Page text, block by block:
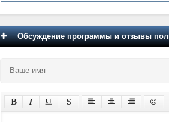
Обсуждение программы и отзывы